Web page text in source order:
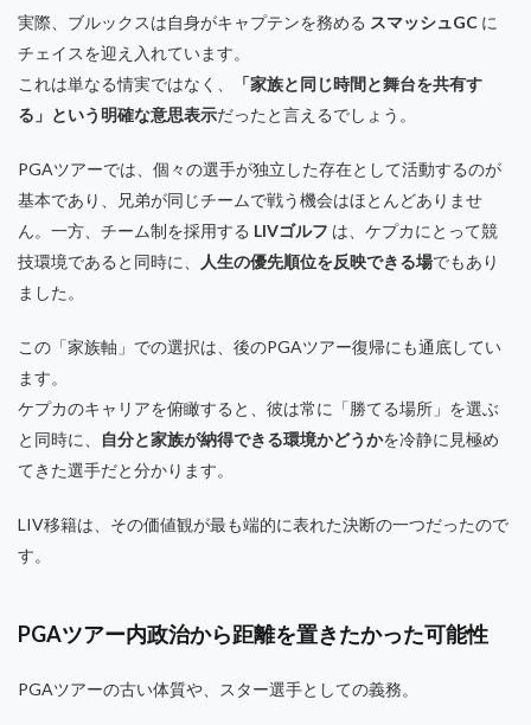
実際、ブルックスは自身がキャプテンを務める スマッシュGC に
チェイスを迎え入れています。
これは単なる情実ではなく、
「家族と同じ時間と舞台を共有す
る」という明確な意思表示だったと言えるでしょう。
PGAツアーでは、個々の選手が独立した存在として活動するのが
基本であり、兄弟が同じチームで戦う機会はほとんどありませ
ん。一方、チーム制を採用する LIVゴルフ は、ケプカにとって競
技環境であると同時に、
人生の優先順位を反映できる場でもあり
ました。
この「家族軸」での選択は、後のPGAツアー復帰にも通底してい
ます。
ケプカのキャリアを俯瞰すると、彼は常に「勝てる場所」を選ぶ
と同時に、
自分と家族が納得できる環境かどうかを冷静に見極め
てきた選手だと分かります。
LIV移籍は、その価値観が最も端的に表れた決断の一つだったので
す。
PGAツアー内政治から距離を置きたかった可能性
PGAツアーの古い体質や、スター選手としての義務。